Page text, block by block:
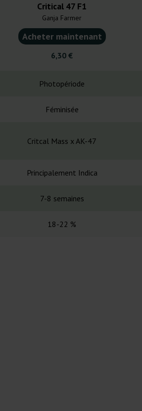
Critical 47 F1
Ganja Farmer
Acheter maintenant
6,30 €
Photopériode
Féminisée
Critcal Mass x AK-47
Principalement Indica
7-8 semaines
18-22 %